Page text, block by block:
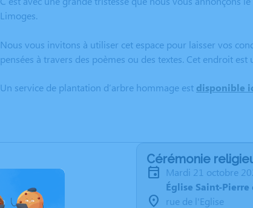
Limoges.
Nous vous invitons à utiliser cet espace pour laisser vos
pensées à travers des poèmes ou des textes. Cet endroit
Un service de plantation d’arbre hommage est disponible
Cérémonie
mardi 21 octobre
Église Saint-
rue de l'Eglise